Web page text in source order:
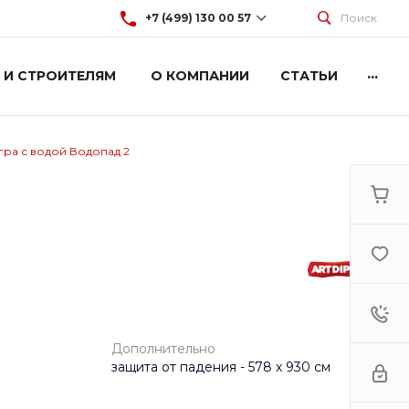
+7 (499) 130 00 57 Поиск
СТРОИТЕЛЯМ О КОМПАНИИ СТАТЬИ ...
с водой Водопад 2
Дополнительно
защита от падения - 578 x 930 см